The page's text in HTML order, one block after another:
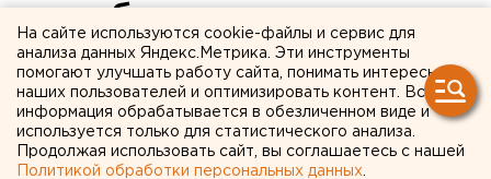
потребовал снизить
тарифы на электроэнергию
для курганских
бизнесменов
На сайте используются cookie-файлы и сервис для
анализа данных Яндекс.Метрика. Эти инструменты
помогают улучшать работу сайта, понимать интересы
наших пользователей и оптимизировать контент. Вся
информация обрабатывается в обезличенном виде и
используется только для статистического анализа.
Продолжая использовать сайт, вы соглашаетесь с нашей
Политикой обработки персональных данных